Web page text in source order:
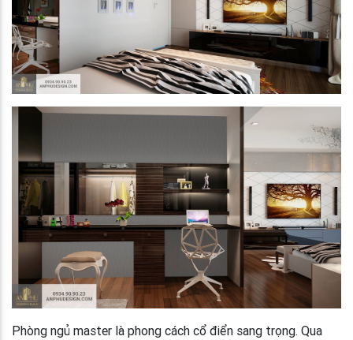
Phòng ngủ master là phong cách cổ điển sang trọng. Qua